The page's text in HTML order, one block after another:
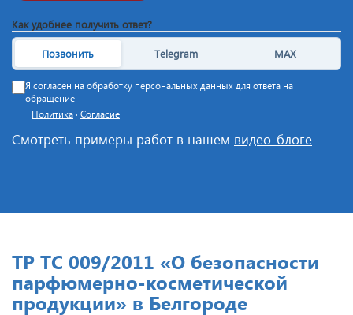
Как удобнее получить ответ?
Позвонить Telegram MAX
Я согласен на обработку персональных данных для ответа на
обращение
Политика · Согласие
Смотреть примеры работ в нашем видео-блоге
ТР ТС 009/2011 «О безопасности
парфюмерно-косметической
продукции» в Белгороде